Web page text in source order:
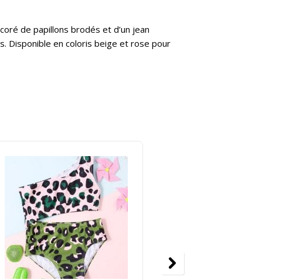
de papillons brodés et d’un jean
Disponible en coloris beige et rose pour